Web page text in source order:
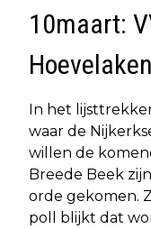
10maart:
In het
waar de
willen de
Breede Beek
orde gekomen.
poll blijkt dat